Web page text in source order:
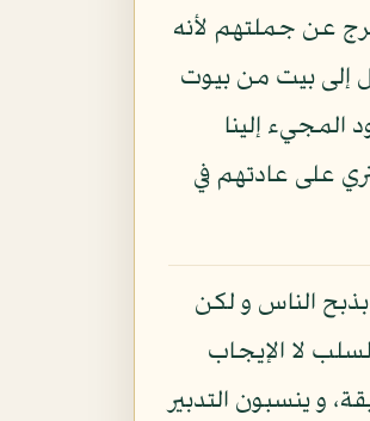
عن جملتهم لأنه
إلى بيت من بيوت
إلينا
على عادتهم في
الناس و لكن
لا الإيجاب
و ينسبون التدبير